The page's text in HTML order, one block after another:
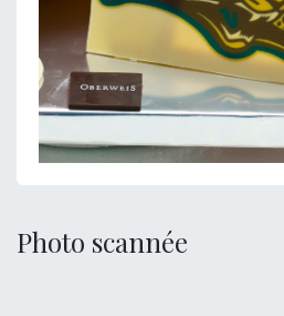
Photo scannée